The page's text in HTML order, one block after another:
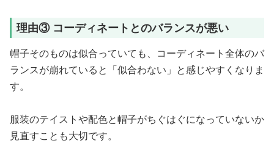
理由③ コーディネートとのバランスが悪い
帽子そのものは似合っていても、コーディネート全体のバ
ランスが崩れていると「似合わない」と感じやすくなりま
す。
服装のテイストや配色と帽子がちぐはぐになっていないか
見直すことも大切です。